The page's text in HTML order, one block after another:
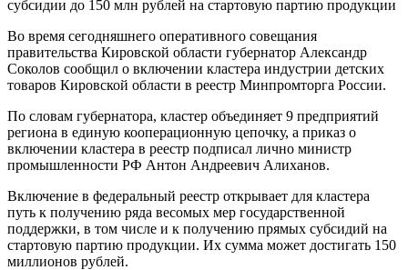
Во время сегодняшнего оперативного совещания
правительства Кировской области губернатор Александр
Соколов сообщил о включении кластера индустрии детских
товаров Кировской области в реестр Минпромторга России.
По словам губернатора, кластер объединяет 9 предприятий
региона в единую кооперационную цепочку, а приказ о
включении кластера в реестр подписал лично министр
промышленности РФ Антон Андреевич Алиханов.
Включение в федеральный реестр открывает для кластера
путь к получению ряда весомых мер государственной
поддержки, в том числе и к получению прямых субсидий на
стартовую партию продукции. Их сумма может достигать 150
миллионов рублей.